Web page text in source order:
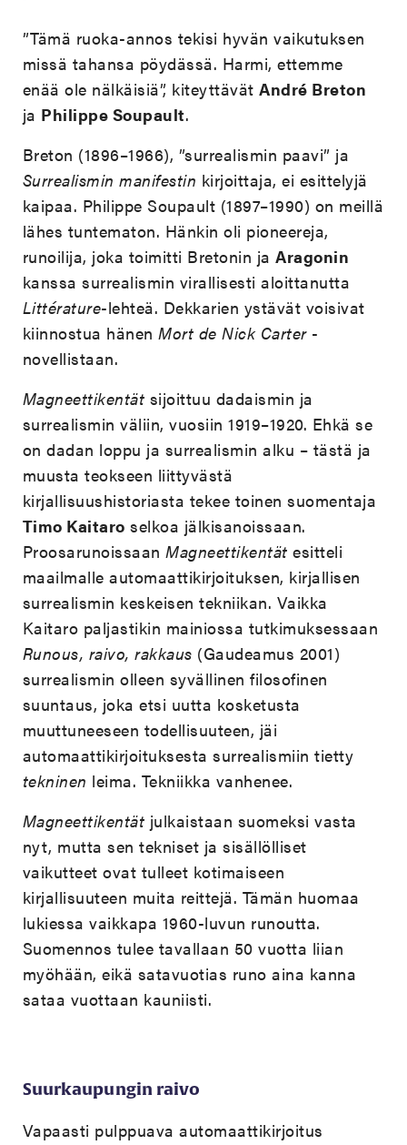
”Tämä ruoka-annos tekisi hyvän vaikutuksen
missä tahansa pöydässä. Harmi, ettemme
enää ole nälkäisiä”, kiteyttävätAndré Breton
ja Philippe Soupault.
Breton (1896–1966), ”surrealismin paavi” ja
Surrealismin manifestin kirjoittaja, ei esittelyjä
kaipaa. Philippe Soupault (1897–1990) on meillä
lähes tuntematon. Hänkin oli pioneereja,
runoilija, joka toimitti Bretonin jaAragonin
kanssa surrealismin virallisesti aloittanutta
Littérature-lehteä. Dekkarien ystävät voisivat
kiinnostua hänenMort de Nick Carter-
novellistaan.
Magneettikentät sijoittuu dadaismin ja
surrealismin väliin, vuosiin 1919–1920. Ehkä se
on dadan loppu ja surrealismin alku – tästä ja
muusta teokseen liittyvästä
kirjallisuushistoriasta tekee toinen suomentaja
Timo Kaitaro selkoa jälkisanoissaan.
ProosarunoissaanMagneettikentätesitteli
maailmalle automaattikirjoituksen, kirjallisen
surrealismin keskeisen tekniikan. Vaikka
Kaitaro paljastikin mainiossa tutkimuksessaan
Runous, raivo, rakkaus (Gaudeamus 2001)
surrealismin olleen syvällinen filosofinen
suuntaus, joka etsi uutta kosketusta
muuttuneeseen todellisuuteen, jäi
automaattikirjoituksesta surrealismiin tietty
tekninen leima. Tekniikka vanhenee.
Magneettikentät julkaistaan suomeksi vasta
nyt, mutta sen tekniset ja sisällölliset
vaikutteet ovat tulleet kotimaiseen
kirjallisuuteen muita reittejä. Tämän huomaa
lukiessa vaikkapa 1960-luvun runoutta.
Suomennos tulee tavallaan 50 vuotta liian
myöhään, eikä satavuotias runo aina kanna
sataa vuottaan kauniisti.
Suurkaupungin raivo
Vapaasti pulppuava automaattikirjoitus